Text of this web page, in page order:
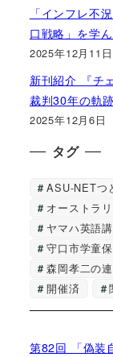
「インフレ不
口戦略」を学
2025年12月11日
新刊紹介 『チ
裁判30年の軌
2025年12月6日
タグ
ASU-NETつ
オーストラ
ヤマハ英語
守口市学童
森岡孝二の
開催済
第82回 「偽装